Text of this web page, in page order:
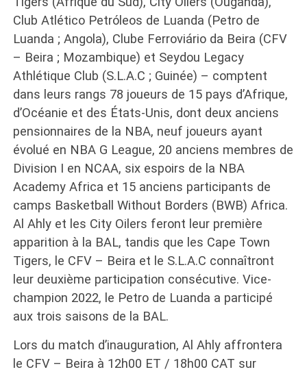
Club Atlético Petróleos de Luanda (Petro de
Luanda ; Angola), Clube Ferroviário da Beira (CFV
– Beira ; Mozambique) et Seydou Legacy
Athlétique Club (S.L.A.C ; Guinée) – comptent
dans leurs rangs 78 joueurs de 15 pays d’Afrique,
d’Océanie et des États-Unis, dont deux anciens
pensionnaires de la NBA, neuf joueurs ayant
évolué en NBA G League, 20 anciens membres de
Division I en NCAA, six espoirs de la NBA
Academy Africa et 15 anciens participants de
camps Basketball Without Borders (BWB) Africa.
Al Ahly et les City Oilers feront leur première
apparition à la BAL, tandis que les Cape Town
Tigers, le CFV – Beira et le S.L.A.C connaîtront
leur deuxième participation consécutive. Vice-
champion 2022, le Petro de Luanda a participé
aux trois saisons de la BAL.
Lors du match d’inauguration, Al Ahly affrontera
le CFV – Beira à 12h00 ET / 18h00 CAT sur